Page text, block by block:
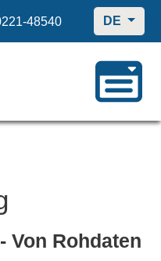
48540 DE
Von Rohdaten